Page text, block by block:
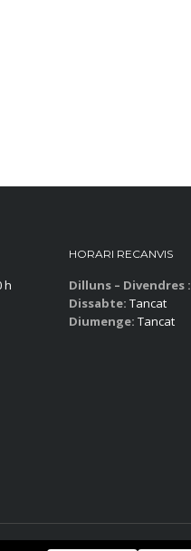
h
HORARI RECANVIS
Dilluns – Divendres :
Dissabte: Tancat
Diumenge: Tancat